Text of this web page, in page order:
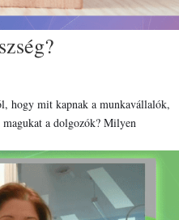
hogy mit kapnak a munkavállalók,
a dolgozók? Milyen